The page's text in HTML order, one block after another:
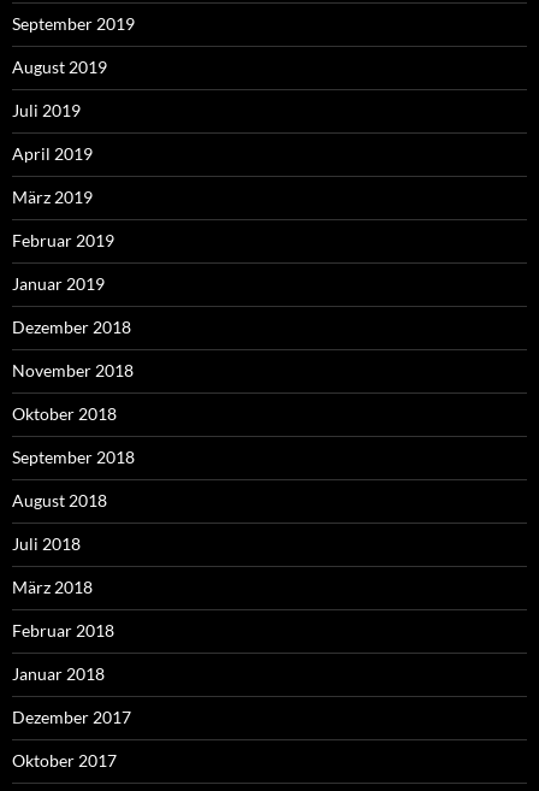
September 2019
August 2019
Juli 2019
April 2019
März 2019
Februar 2019
Januar 2019
Dezember 2018
November 2018
Oktober 2018
September 2018
August 2018
Juli 2018
März 2018
Februar 2018
Januar 2018
Dezember 2017
Oktober 2017